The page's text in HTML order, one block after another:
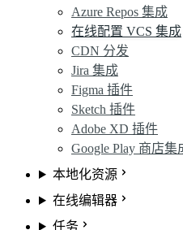
Azure Repos 集成
在线配置 VCS 集成
CDN 分发
Jira 集成
Figma 插件
Sketch 插件
Adobe XD 插件
Google Play 商店集
本地化资源
在线编辑器
任务